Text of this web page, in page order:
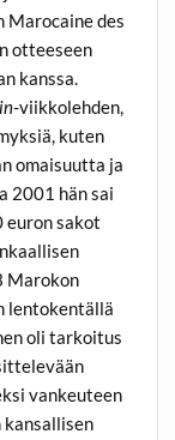
Marocaine des
otteeseen
kanssa.
-viikkolehden,
kuten
omaisuutta ja
2001 hän sai
euron sakot
Marokon
lentokentällä
oli tarkoitus
vankeuteen
kansallisen